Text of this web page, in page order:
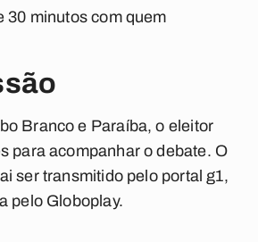
30 minutos com quem
Branco e Paraíba, o eleitor
para acompanhar o debate. O
ser transmitido pelo portal g1,
pelo Globoplay.